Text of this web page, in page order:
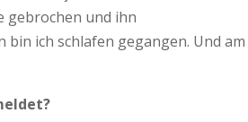
gebrochen und ihn
bin ich schlafen gegangen. Und am